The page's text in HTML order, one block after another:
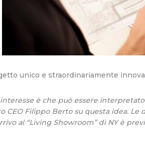
unico e straordinariamente
è che può essere
CEO Filippo Berto su questa idea.
al “Living Showroom” di NY è